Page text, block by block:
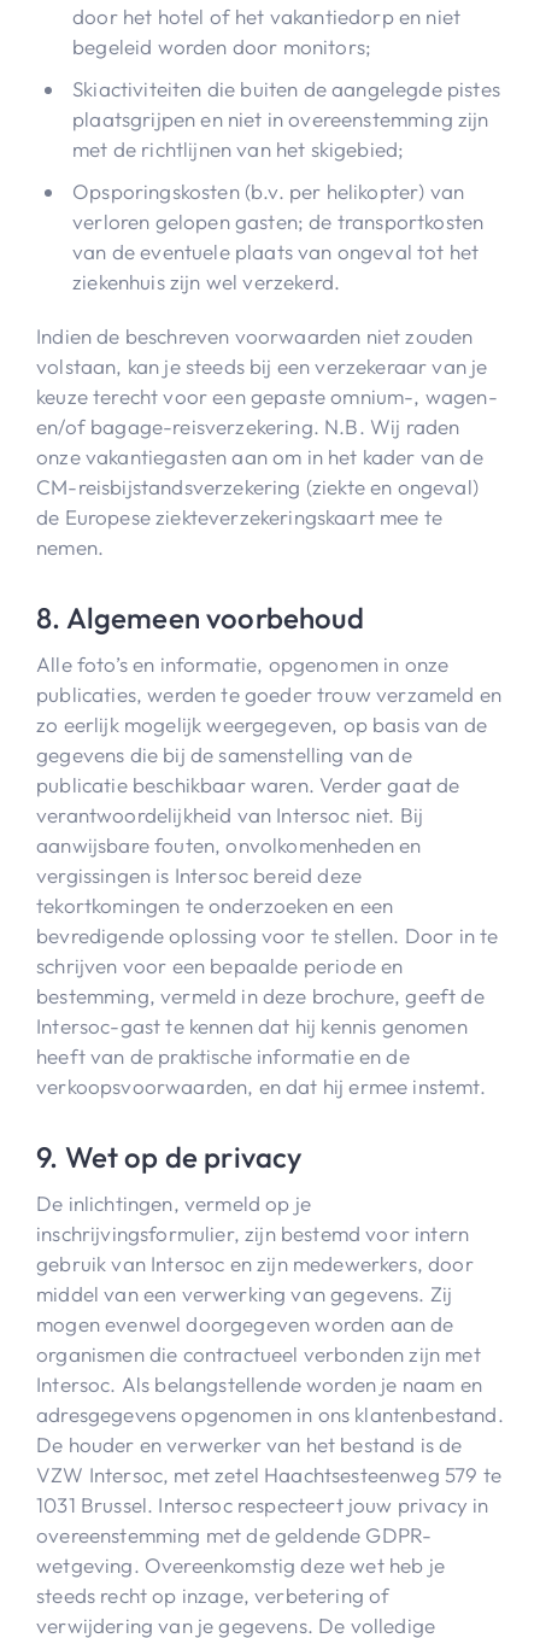
door het hotel of het vakantiedorp en niet
begeleid worden door monitors;
Skiactiviteiten die buiten de aangelegde pistes
plaatsgrijpen en niet in overeenstemming zijn
met de richtlijnen van het skigebied;
Opsporingskosten (b.v. per helikopter) van
verloren gelopen gasten; de transportkosten
van de eventuele plaats van ongeval tot het
ziekenhuis zijn wel verzekerd.
Indien de beschreven voorwaarden niet zouden
volstaan, kan je steeds bij een verzekeraar van je
keuze terecht voor een gepaste omnium-, wagen-
en/of bagage-reisverzekering. N.B. Wij raden
onze vakantiegasten aan om in het kader van de
CM-reisbijstandsverzekering (ziekte en ongeval)
de Europese ziekteverzekeringskaart mee te
nemen.
8. Algemeen voorbehoud
Alle foto’s en informatie, opgenomen in onze
publicaties, werden te goeder trouw verzameld en
zo eerlijk mogelijk weergegeven, op basis van de
gegevens die bij de samenstelling van de
publicatie beschikbaar waren. Verder gaat de
verantwoordelijkheid van Intersoc niet. Bij
aanwijsbare fouten, onvolkomenheden en
vergissingen is Intersoc bereid deze
tekortkomingen te onderzoeken en een
bevredigende oplossing voor te stellen. Door in te
schrijven voor een bepaalde periode en
bestemming, vermeld in deze brochure, geeft de
Intersoc-gast te kennen dat hij kennis genomen
heeft van de praktische informatie en de
verkoopsvoorwaarden, en dat hij ermee instemt.
9. Wet op de privacy
De inlichtingen, vermeld op je
inschrijvingsformulier, zijn bestemd voor intern
gebruik van Intersoc en zijn medewerkers, door
middel van een verwerking van gegevens. Zij
mogen evenwel doorgegeven worden aan de
organismen die contractueel verbonden zijn met
Intersoc. Als belangstellende worden je naam en
adresgegevens opgenomen in ons klantenbestand.
De houder en verwerker van het bestand is de
VZW Intersoc, met zetel Haachtsesteenweg 579 te
1031 Brussel. Intersoc respecteert jouw privacy in
overeenstemming met de geldende GDPR-
wetgeving. Overeenkomstig deze wet heb je
steeds recht op inzage, verbetering of
verwijdering van je gegevens. De volledige